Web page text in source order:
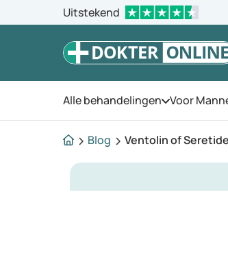
Uitstekend
Alle behandelingen Open het
Voor
Blog Ventolin of